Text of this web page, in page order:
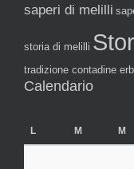
saperi di melilli
storia di melilli
tradizione contadine
Calendario
L
M M